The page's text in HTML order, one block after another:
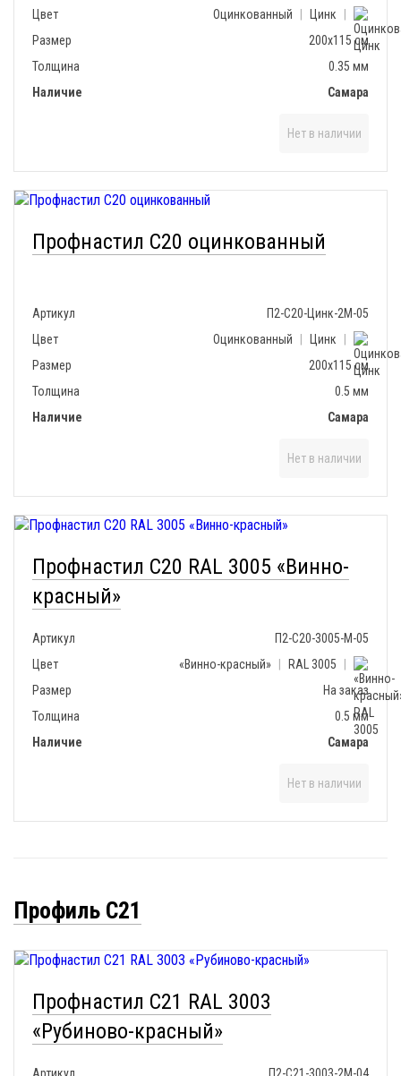
Цвет
Оцинкованный Цинк
Размер
200х115 см
Толщина
0.35 мм
Наличие
Самара
Нет в наличии
Профнастил С20 оцинкованный
Артикул
П2-С20-Цинк-2М-05
Цвет
Оцинкованный Цинк
Размер
200х115 см
Толщина
0.5 мм
Наличие
Самара
Нет в наличии
Профнастил С20 RAL 3005 «Винно-
красный»
Артикул
П2-С20-3005-М-05
Цвет
«Винно-красный» RAL 3005
Размер
На заказ
Толщина
0.5 мм
Наличие
Самара
Нет в наличии
Профиль С21
Профнастил С21 RAL 3003
«Рубиново-красный»